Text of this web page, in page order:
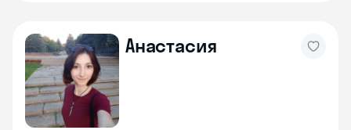
Анастасия